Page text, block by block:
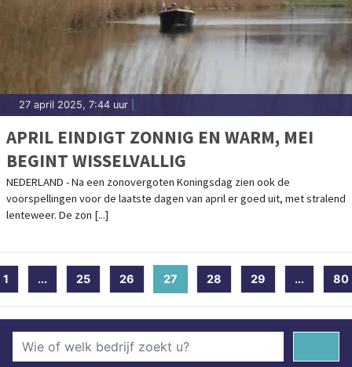
27 april 2025, 7:44 uur
APRIL EINDIGT ZONNIG EN WARM, MEI
BEGINT WISSELVALLIG
NEDERLAND - Na een zonovergoten Koningsdag zien ook de
voorspellingen voor de laatste dagen van april er goed uit, met stralend
lenteweer. De zon [...]
1 ... 25 26 27 (current)
28 29 ... 80